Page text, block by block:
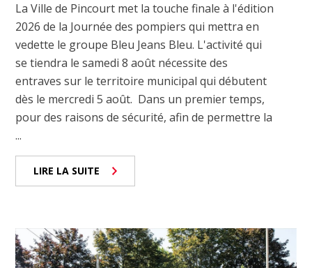
La Ville de Pincourt met la touche finale à l'édition
2026 de la Journée des pompiers qui mettra en
vedette le groupe Bleu Jeans Bleu. L'activité qui
se tiendra le samedi 8 août nécessite des
entraves sur le territoire municipal qui débutent
dès le mercredi 5 août. Dans un premier temps,
pour des raisons de sécurité, afin de permettre la
...
LIRE LA SUITE